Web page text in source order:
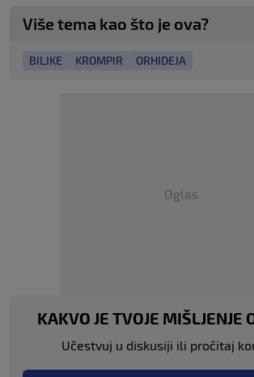
Više tema kao što je ova?
BILJKE KROMPIR ORHIDEJA
Oglas
KAKVO JE TVOJE MIŠLJENJE
Učestvuj u diskusiji ili pročitaj